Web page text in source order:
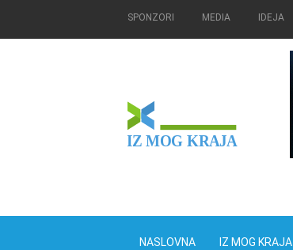
SPONZORI MEDIA IDEJA
IZ MOG KRAJA
NASLOVNA IZ MOG KRAJA